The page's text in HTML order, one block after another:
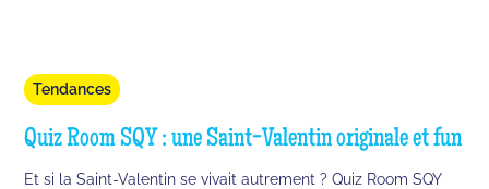
Tendances
Quiz Room SQY : une Saint-Valentin originale et fun
Et si la Saint-Valentin se vivait autrement ? Quiz Room SQY